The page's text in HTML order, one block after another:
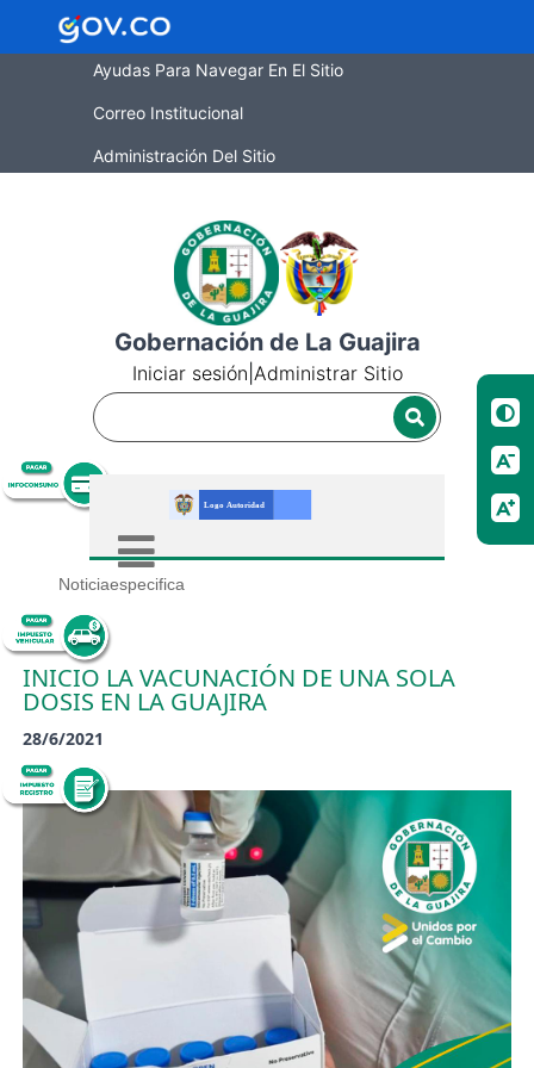
Ayudas Para Navegar En El Sitio
Correo Institucional
Administración Del Sitio
Gobernación de La Guajira
Iniciar sesión Administrar Sitio
Noticiaespecifica
INICIO LA VACUNACIÓN DE UNA SOLA
DOSIS EN LA GUAJIRA
28/6/2021